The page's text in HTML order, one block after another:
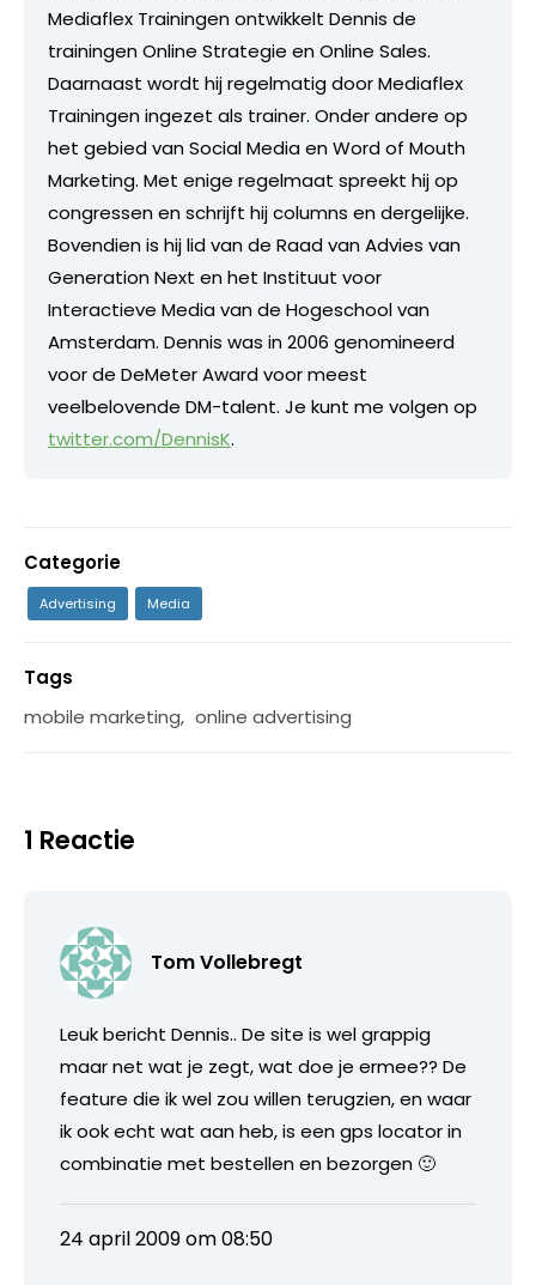
Mediaflex Trainingen ontwikkelt Dennis de
trainingen Online Strategie en Online Sales.
Daarnaast wordt hij regelmatig door Mediaflex
Trainingen ingezet als trainer. Onder andere op
het gebied van Social Media en Word of Mouth
Marketing. Met enige regelmaat spreekt hij op
congressen en schrijft hij columns en dergelijke.
Bovendien is hij lid van de Raad van Advies van
Generation Next en het Instituut voor
Interactieve Media van de Hogeschool van
Amsterdam. Dennis was in 2006 genomineerd
voor de DeMeter Award voor meest
veelbelovende DM-talent. Je kunt me volgen op
twitter.com/DennisK.
Categorie
Advertising Media
Tags
mobile marketing, online advertising
1 Reactie
Tom Vollebregt
Leuk bericht Dennis.. De site is wel grappig
maar net wat je zegt, wat doe je ermee?? De
feature die ik wel zou willen terugzien, en waar
ik ook echt wat aan heb, is een gps locator in
combinatie met bestellen en bezorgen 🙂
24 april 2009 om 08:50